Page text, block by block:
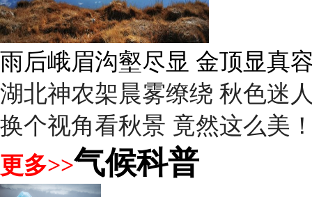
雨后峨眉沟壑尽显 金顶显真
湖北神农架晨雾缭绕 秋色迷
换个视角看秋景 竟然这么美
更多>>气候科普